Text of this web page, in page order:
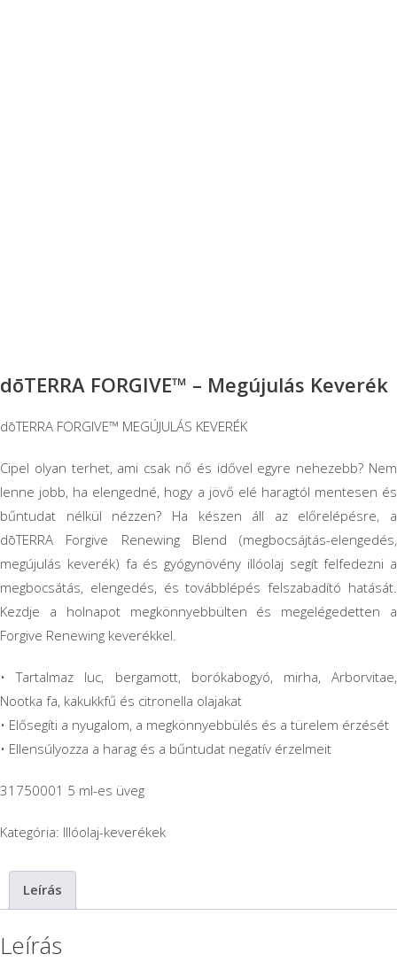
dōTERRA FORGIVE™ – Megújulás Keverék
dōTERRA FORGIVE™ MEGÚJULÁS KEVERÉK
Cipel olyan terhet, ami csak nő és idővel egyre nehezebb? Nem
lenne jobb, ha elengedné, hogy a jövő elé haragtól mentesen és
bűntudat nélkül nézzen? Ha készen áll az előrelépésre, a
dōTERRA Forgive Renewing Blend (megbocsájtás-elengedés,
megújulás keverék) fa és gyógynövény illóolaj segít felfedezni a
megbocsátás, elengedés, és továbblépés felszabadító hatását.
Kezdje a holnapot megkönnyebbülten és megelégedetten a
Forgive Renewing keverékkel.
• Tartalmaz luc, bergamott, borókabogyó, mirha, Arborvitae,
Nootka fa, kakukkfű és citronella olajakat
• Elősegíti a nyugalom, a megkönnyebbülés és a türelem érzését
• Ellensúlyozza a harag és a bűntudat negatív érzelmeit
31750001 5 ml-es üveg
Kategória: Illóolaj-keverékek
Leírás
Leírás